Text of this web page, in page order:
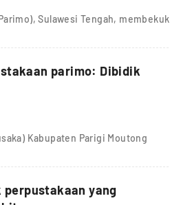
Sulawesi Tengah, membekuk
parimo: Dibidik
Kabupaten Parigi Moutong
perpustakaan yang